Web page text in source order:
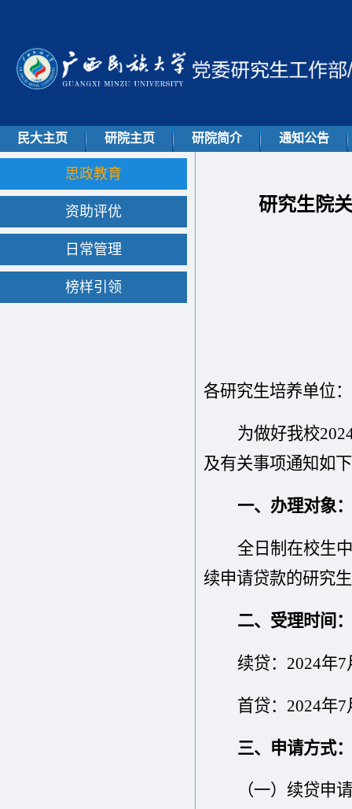
民大主页 研院主页 研院简介 通知公告
思政教育
资助评优
日常管理
榜样引领
研究生院
各研究生培养单位：
为做好我校202
及有关事项通知如下
一、 办理对象：
全日制在校生
续申请贷款的研究生
二、受理时间：
续贷： 2024年7
首贷： 2024年7
三、申请方式：
（一） 续贷申